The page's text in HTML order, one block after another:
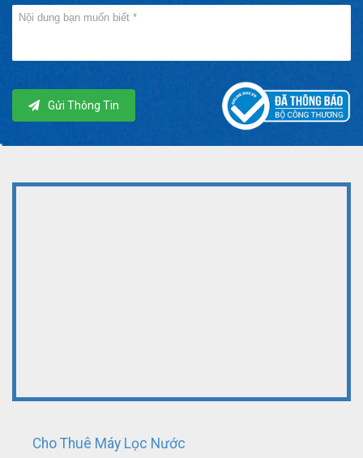
Gửi Thông Tin
Cho Thuê Máy Lọc Nước